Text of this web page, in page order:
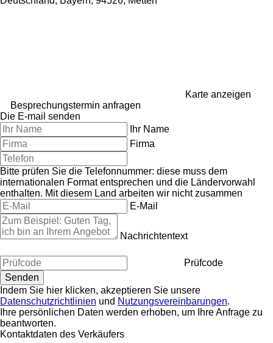
Karte anzeigen
Besprechungstermin anfragen
Die E-mail senden
Ihr Name
Firma
Bitte prüfen Sie die Telefonnummer: diese muss dem
internationalen Format entsprechen und die Ländervorwahl
enthalten. Mit diesem Land arbeiten wir nicht zusammen
E-Mail
Nachrichtentext
Prüfcode
Indem Sie hier klicken, akzeptieren Sie unsere
Datenschutzrichtlinien und Nutzungsvereinbarungen.
Ihre persönlichen Daten werden erhoben, um Ihre Anfrage zu
beantworten.
Kontaktdaten des Verkäufers